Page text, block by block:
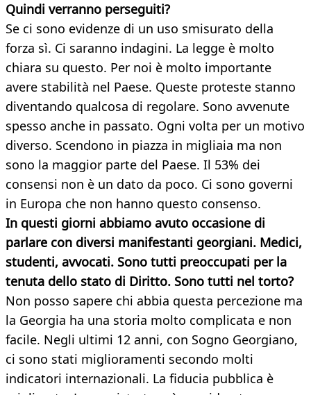
Quindi verranno perseguiti?
Se ci sono evidenze di un uso smisurato della
forza sì. Ci saranno indagini. La legge è molto
chiara su questo. Per noi è molto importante
avere stabilità nel Paese. Queste proteste stanno
diventando qualcosa di regolare. Sono avvenute
spesso anche in passato. Ogni volta per un motivo
diverso. Scendono in piazza in migliaia ma non
sono la maggior parte del Paese. Il 53% dei
consensi non è un dato da poco. Ci sono governi
in Europa che non hanno questo consenso.
In questi giorni abbiamo avuto occasione di
parlare con diversi manifestanti georgiani. Medici,
studenti, avvocati. Sono tutti preoccupati per la
tenuta dello stato di Diritto. Sono tutti nel torto?
Non posso sapere chi abbia questa percezione ma
la Georgia ha una storia molto complicata e non
facile. Negli ultimi 12 anni, con Sogno Georgiano,
ci sono stati miglioramenti secondo molti
indicatori internazionali. La fiducia pubblica è